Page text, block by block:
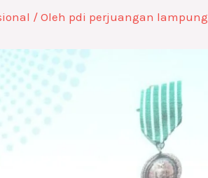
/ Oleh pdi perjuangan lampung